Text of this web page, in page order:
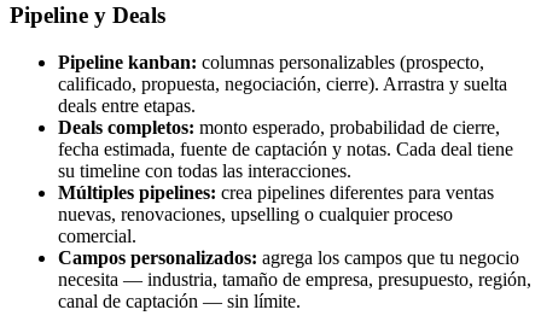
Pipeline y Deals
Pipeline kanban: columnas personalizables (prospecto,
calificado, propuesta, negociación, cierre). Arrastra y suelta
deals entre etapas.
Deals completos: monto esperado, probabilidad de cierre,
fecha estimada, fuente de captación y notas. Cada deal tiene
su timeline con todas las interacciones.
Múltiples pipelines: crea pipelines diferentes para ventas
nuevas, renovaciones, upselling o cualquier proceso
comercial.
Campos personalizados: agrega los campos que tu negocio
necesita — industria, tamaño de empresa, presupuesto, región,
canal de captación — sin límite.